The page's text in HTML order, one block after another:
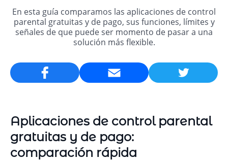
En esta guía comparamos las aplicaciones de control
parental gratuitas y de pago, sus funciones, límites y
señales de que puede ser momento de pasar a una
solución más flexible.
Email
Aplicaciones de control parental
gratuitas y de pago:
comparación rápida